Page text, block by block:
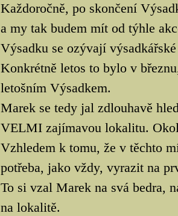
Každoročně, po skončení
a my tak budem mít od týhle
Výsadku se ozývají
Konkrétně letos to bylo v
letošním Výsadkem.
Marek se tedy jal zdlouhavě
VELMI zajímavou lokalitu.
Vzhledem k tomu, že v těchto
potřeba, jako vždy, vyrazit na
To si vzal Marek na svá bedra,
na lokalitě.